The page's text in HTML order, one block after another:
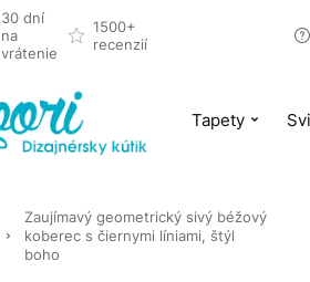
30 dní
na
vrátenie
1500+
recenzií
Tapety
Zaujímavý geometrický sivý béžový
koberec s čiernymi líniami, štýl
boho